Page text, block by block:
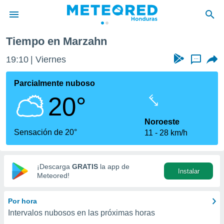
de
ha sido
que se
calidad.
a este
las
y
digital
basada
Tiempo en Marzahn
19:10 Viernes ...
Parcialmente nuboso
20°
Sensación de 20°
Noroeste
11
28 km/h
¡Descarga GRATIS la app de
Meteored!
Instalar
Por hora
Intervalos nubosos en las próximas horas